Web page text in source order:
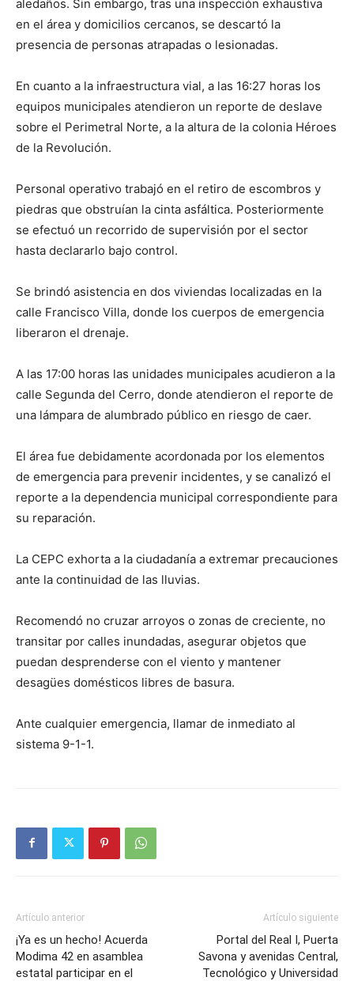
aledaños. Sin embargo, tras una inspección exhaustiva
en el área y domicilios cercanos, se descartó la
presencia de personas atrapadas o lesionadas.
En cuanto a la infraestructura vial, a las 16:27 horas los
equipos municipales atendieron un reporte de deslave
sobre el Perimetral Norte, a la altura de la colonia Héroes
de la Revolución.
Personal operativo trabajó en el retiro de escombros y
piedras que obstruían la cinta asfáltica. Posteriormente
se efectuó un recorrido de supervisión por el sector
hasta declararlo bajo control.
Se brindó asistencia en dos viviendas localizadas en la
calle Francisco Villa, donde los cuerpos de emergencia
liberaron el drenaje.
A las 17:00 horas las unidades municipales acudieron a la
calle Segunda del Cerro, donde atendieron el reporte de
una lámpara de alumbrado público en riesgo de caer.
El área fue debidamente acordonada por los elementos
de emergencia para prevenir incidentes, y se canalizó el
reporte a la dependencia municipal correspondiente para
su reparación.
La CEPC exhorta a la ciudadanía a extremar precauciones
ante la continuidad de las lluvias.
Recomendó no cruzar arroyos o zonas de creciente, no
transitar por calles inundadas, asegurar objetos que
puedan desprenderse con el viento y mantener
desagües domésticos libres de basura.
Ante cualquier emergencia, llamar de inmediato al
sistema 9-1-1.
Artículo anterior
¡Ya es un hecho! Acuerda
Modima 42 en asamblea
estatal participar en el
Artículo siguiente
Portal del Real I, Puerta
Savona y avenidas Central,
Tecnológico y Universidad